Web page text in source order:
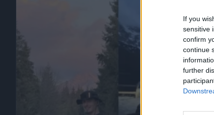
If you
sensitive
confirm
continue
further